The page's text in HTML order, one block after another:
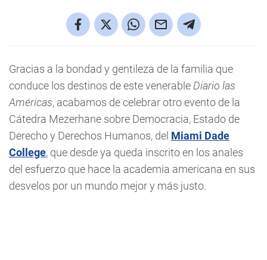
Gracias a la bondad y gentileza de la familia que
conduce los destinos de este venerable Diario las
Américas, acabamos de celebrar otro evento de la
Cátedra Mezerhane sobre Democracia, Estado de
Derecho y Derechos Humanos, del Miami Dade
College, que desde ya queda inscrito en los anales
del esfuerzo que hace la academia americana en sus
desvelos por un mundo mejor y más justo.